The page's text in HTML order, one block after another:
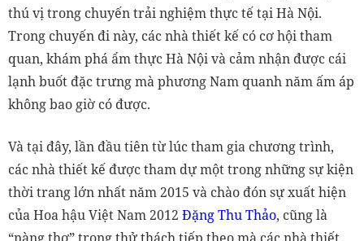
thú vị trong chuyến trải nghiệm thực tế tại Hà Nội.
Trong chuyến đi này, các nhà thiết kế có cơ hội tham
quan, khám phá ẩm thực Hà Nội và cảm nhận được cái
lạnh buốt đặc trưng mà phương Nam quanh năm ấm áp
không bao giờ có được.
Và tại đây, lần đầu tiên từ lúc tham gia chương trình,
các nhà thiết kế được tham dự một trong những sự kiện
thời trang lớn nhất năm 2015 và chào đón sự xuất hiện
của Hoa hậu Việt Nam 2012 Đặng Thu Thảo, cũng là